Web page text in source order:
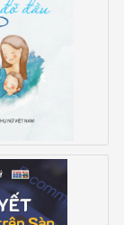
Đỡ Đầu